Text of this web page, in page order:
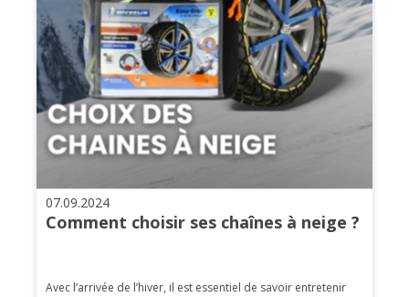
07.09.2024
Comment choisir ses chaînes à neige ?
Avec l’arrivée de l’hiver, il est essentiel de savoir entretenir